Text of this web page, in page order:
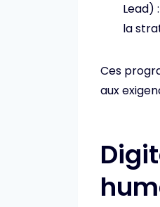
Lead)
la
Ces
aux